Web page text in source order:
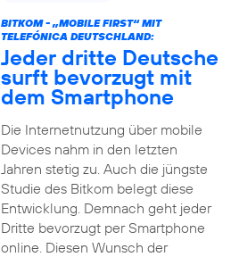
BITKOM - „MOBILE FIRST“ MIT
TELEFÓNICA DEUTSCHLAND:
Jeder dritte Deutsche
surft bevorzugt mit
dem Smartphone
Die Internetnutzung über mobile
Devices nahm in den letzten
Jahren stetig zu. Auch die jüngste
Studie des Bitkom belegt diese
Entwicklung. Demnach geht jeder
Dritte bevorzugt per Smartphone
online. Diesen Wunsch der